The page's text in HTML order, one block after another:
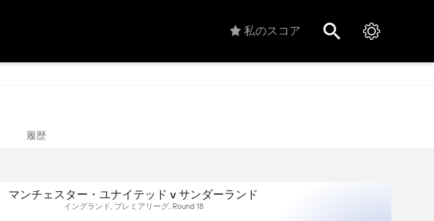
私のスコア
履歴
マンチェスター・ユナイテッド v サンダーランド
イングランド, プレミアリーグ, Round 18